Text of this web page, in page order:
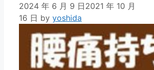
2024 年 6 月 9 日2021 年 10 月
16 日 by yoshida